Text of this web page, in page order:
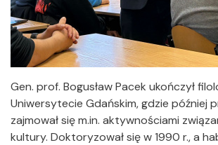
Gen. prof. Bogusław Pacek ukończył
Uniwersytecie Gdańskim, gdzie później
zajmował się m.in. aktywnościami
kultury. Doktoryzował się w 1990 r., a